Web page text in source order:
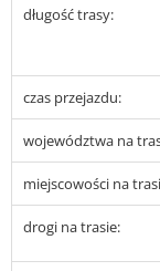
długość trasy:
czas przejazdu:
województwa na
miejscowości na
drogi na trasie: